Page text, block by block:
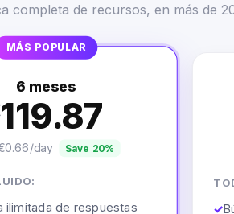
completa de recursos, en más de
MÁS POPULAR
6 meses
119.87
day Save 20%
ilimitada de respuestas ✓